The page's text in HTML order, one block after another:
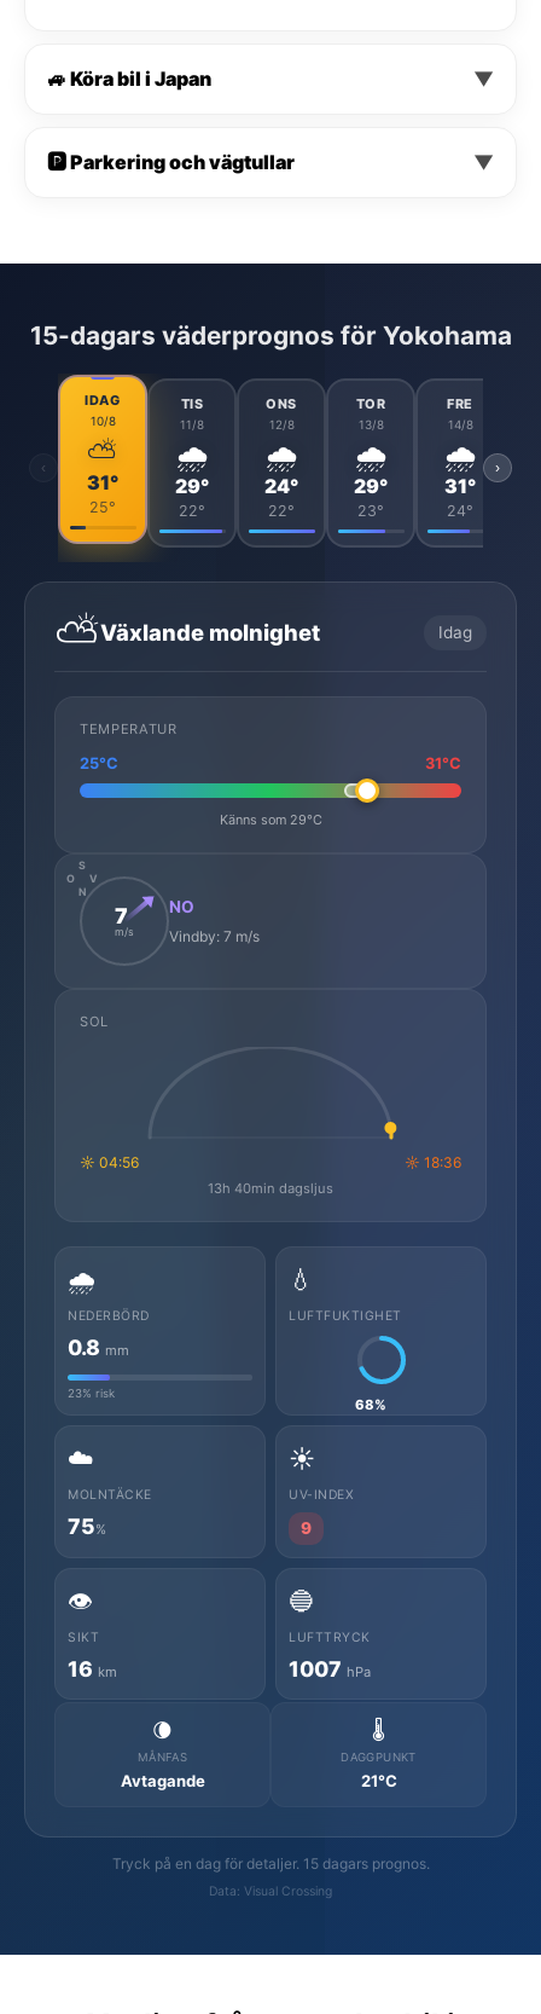
🚙 Köra bil i Japan ▼
🅿️ Parkering och vägtullar ▼
15-dagars väderprognos för Yokohama
‹
IDAG
10/8
⛅
31°
25°
TIS
11/8
🌧️
29°
22°
ONS
12/8
🌧️
24°
22°
TOR
13/8
🌧️
29°
23°
FRE
14/8
🌧️
31°
24°
›
⛅Växlande molnighet Idag
TEMPERATUR
25°C 31°C
Känns som 29°C
N
S
O
V
7
m/s
NO
Vindby: 7 m/s
SOL
☼ 04:56 ☼ 18:36
13h 40min dagsljus
🌧️
NEDERBÖRD
0.8 mm
23% risk
💧
LUFTFUKTIGHET
68%
☁️
MOLNTÄCKE
75%
☀️
UV-INDEX
9
👁️
SIKT
16 km
🔵
LUFTTRYCK
1007 hPa
🌘
MÅNFAS
Avtagande
🌡️
DAGGPUNKT
21°C
Tryck på en dag för detaljer. 15 dagars prognos.
Data: Visual Crossing